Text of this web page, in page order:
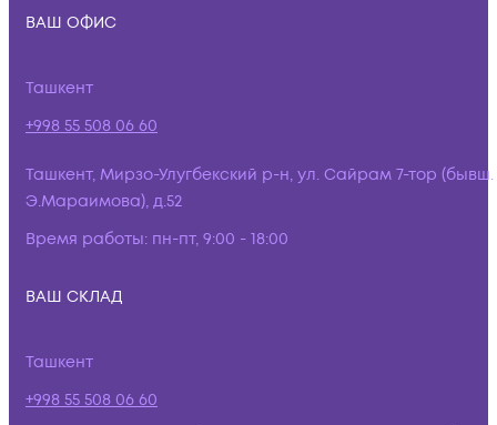
ВАШ ОФИС
Ташкент
+998 55 508 06 60
Ташкент, Мирзо-Улугбекский р-н, ул. Сайрам 7-тор (бывш.
Э.Мараимова), д.52
Время работы: пн-пт, 9:00 - 18:00
ВАШ СКЛАД
Ташкент
+998 55 508 06 60